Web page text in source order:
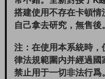
搭建使用不存在卡頓
自己拿去研究，無售後。
注：在使用本系統時
律法規範圍内并經過國
禁止用于一切非法行爲